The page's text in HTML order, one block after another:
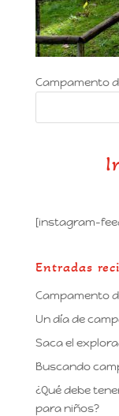
Campamento
[instagram-
Entradas
Campamento
Un día de
Saca el
Buscando
¿Qué debe
para niños?